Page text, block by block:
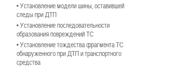
• Установление модели шины, оставившей
следы при ДТП
• Установление последовательности
образования повреждений ТС
• Установление тождества фрагмента ТС
обнаруженного при ДТП и транспортного
средства